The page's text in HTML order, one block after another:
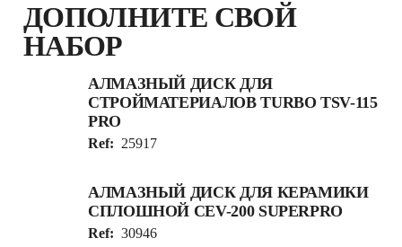
ДОПОЛНИТЕ СВОЙ
НАБОР
АЛМАЗНЫЙ ДИСК ДЛЯ
СТРОЙМАТЕРИАЛОВ TURBO TSV-115
PRO
Ref: 25917
АЛМАЗНЫЙ ДИСК ДЛЯ КЕРАМИКИ
СПЛОШНОЙ CEV-200 SUPERPRO
Ref: 30946